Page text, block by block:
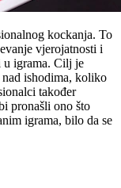
kockanja. To
vjerojatnosti i
u igrama. Cilj je
ishodima, koliko
također
pronašli ono što
igrama, bilo da se